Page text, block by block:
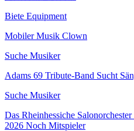
Biete Equipment
Mobiler Musik Clown
Suche Musiker
Adams 69 Tribute-Band Sucht
Suche Musiker
Das Rheinhessiche
2026 Noch Mitspieler